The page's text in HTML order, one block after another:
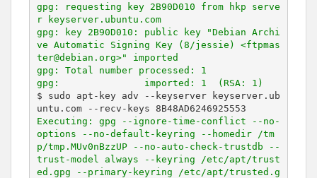
gpg: requesting key 2B90D010 from hkp serve
r keyserver.ubuntu.com
gpg: key 2B90D010: public key "Debian Archi
ve Automatic Signing Key (8/jessie) <ftpmas
ter@debian.org>" imported
gpg: Total number processed: 1
gpg:               imported: 1  (RSA: 1)
$ sudo apt-key adv --keyserver keyserver.ub
Executing: gpg --ignore-time-conflict --no-
options --no-default-keyring --homedir /tm
p/tmp.MUv0nBzzUP --no-auto-check-trustdb --
trust-model always --keyring /etc/apt/trust
ed.gpg --primary-keyring /etc/apt/trusted.g